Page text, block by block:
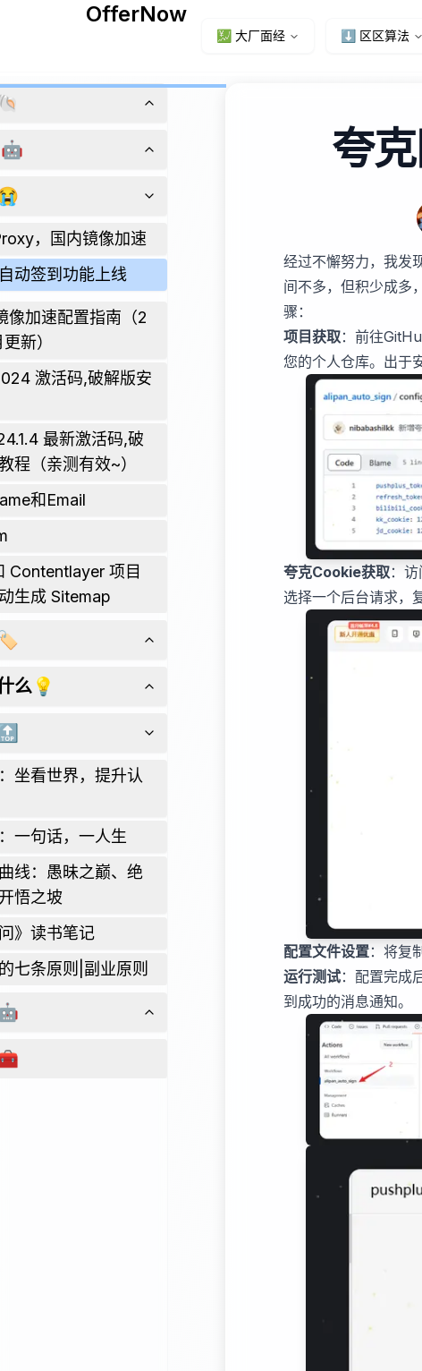
OfferNow
💹 大厂面经 ⬇️ 区区算法
🤖
，国内镜像加速
动签到功能上线
像加速配置指南（2
新）
激活码,破解版安
最新激活码,破
程（亲测有效~）
和Email
Contentlayer 项目
生成 Sitemap
🏷️
么💡
坐看世界，提升认
一句话，一人生
线：愚昧之巅、绝
悟之坡
》读书笔记
七条原则|副业原则
夸
经过不懈努力，我发
间不多，但积少成多
骤：
项目获取：前往
您的个人仓库。出于
夸克Cookie获取：
选择一个后台请求，
配置文件设置：将复
运行测试：配置完成
到成功的消息通知。